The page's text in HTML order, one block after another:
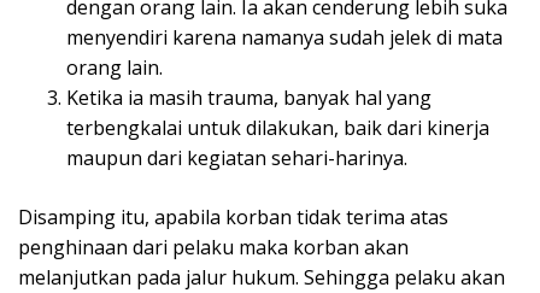
dengan orang lain. Ia akan cenderung lebih suka
menyendiri karena namanya sudah jelek di mata
orang lain.
Ketika ia masih trauma, banyak hal yang
terbengkalai untuk dilakukan, baik dari kinerja
maupun dari kegiatan sehari-harinya.
Disamping itu, apabila korban tidak terima atas
penghinaan dari pelaku maka korban akan
melanjutkan pada jalur hukum. Sehingga pelaku akan